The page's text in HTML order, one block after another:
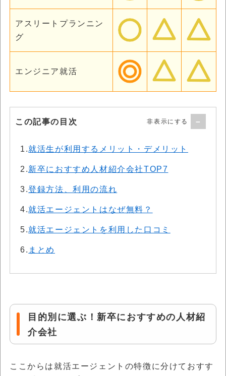
アスリートプランニン
グ
エンジニア就活
この記事の目次
1.就活生が利用するメリット・デメリット
2.新卒におすすめ人材紹介会社TOP7
3.登録方法、利用の流れ
4.就活エージェントはなぜ無料？
5.就活エージェントを利用した口コミ
6. まとめ
目的別に選ぶ！新卒におすすめの人材紹
介会社
ここからは就活エージェントの特徴に分けておすす